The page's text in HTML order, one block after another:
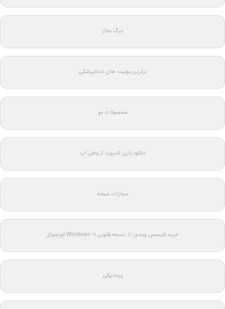
دیگ بخار
برترین یونیت های دندانپزشکی
محصولات مو
دانلود بازی اندروید از وطن اپ
مجازات شیشه
خرید لایسنس ویندوز 11: نسخه قانونی Windows 11 اورجینال
پرده برقی